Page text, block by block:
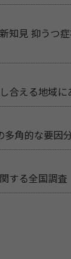
知見 抑うつ
合える地域に
多角的な要因
する全国調査